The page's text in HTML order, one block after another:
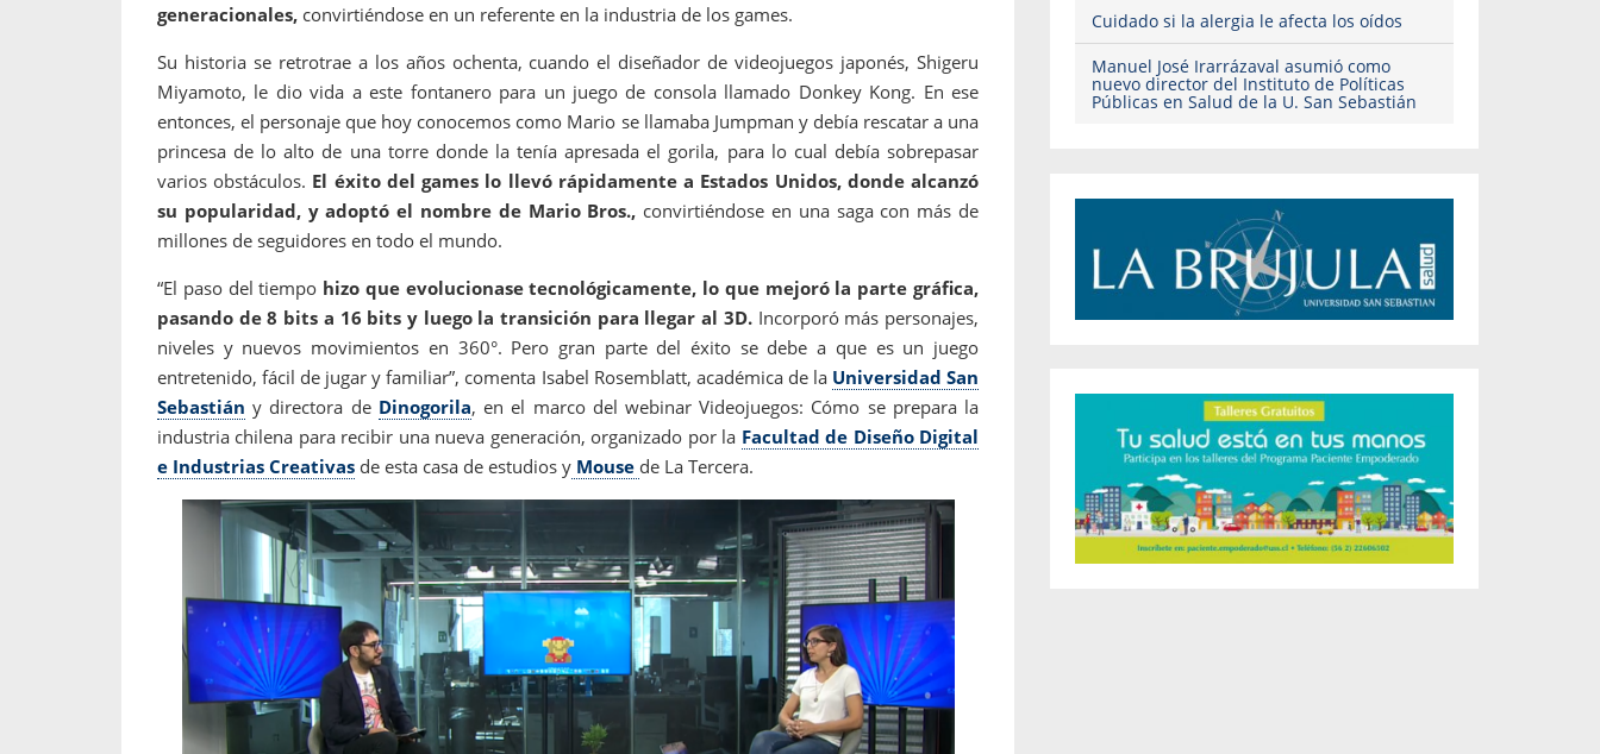
generacionales, convirtiéndose en un referente en la industria de los games.
Su historia se retrotrae a los años ochenta, cuando el diseñador de videojuegos japonés, Shigeru
Miyamoto, le dio vida a este fontanero para un juego de consola llamado Donkey Kong. En ese
entonces, el personaje que hoy conocemos como Mario se llamaba Jumpman y debía rescatar a una
princesa de lo alto de una torre donde la tenía apresada el gorila, para lo cual debía sobrepasar
varios obstáculos. El éxito del games lo llevó rápidamente a Estados Unidos, donde alcanzó
su popularidad, y adoptó el nombre de Mario Bros., convirtiéndose en una saga con más de
millones de seguidores en todo el mundo.
“El paso del tiempo hizo que evolucionase tecnológicamente, lo que mejoró la parte gráfica,
pasando de 8 bits a 16 bits y luego la transición para llegar al 3D.Incorporó más personajes,
niveles y nuevos movimientos en 360°. Pero gran parte del éxito se debe a que es un juego
entretenido, fácil de jugar y familiar”, comenta Isabel Rosemblatt, académica de la Universidad San
Sebastián y directora de Dinogorila, en el marco del webinar Videojuegos: Cómo se prepara la
industria chilena para recibir una nueva generación, organizado por la Facultad de Diseño Digital
e Industrias Creativas de esta casa de estudios y Mouse de La Tercera.
Cuidado si la alergia le afecta los oídos
Manuel José Irarrázaval asumió como
nuevo director del Instituto de Políticas
Públicas en Salud de la U. San Sebastián